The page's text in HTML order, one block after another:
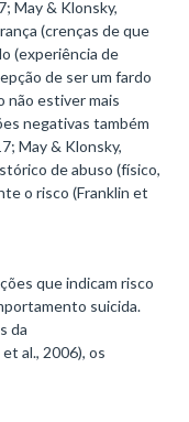
May & Klonsky,
(crenças de que
(experiência de
de ser um fardo
não estiver mais
negativas também
May & Klonsky,
de abuso (físico,
o risco (Franklin et
que indicam risco
suicida.
da
al., 2006), os